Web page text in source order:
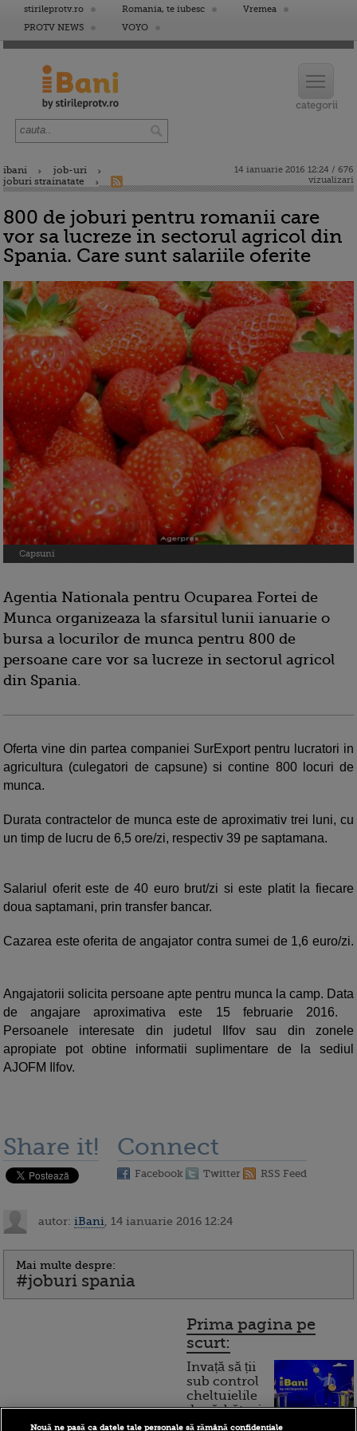
stirileprotv.ro Romania, te iubesc
Vremea
PROTV NEWS
VOYO
ibani
job-uri
joburi strainatate
14 ianuarie 2016 12:24 / 676
vizualizari
800 de joburi pentru romanii care
vor sa lucreze in sectorul agricol din
Spania. Care sunt salariile oferite
Capsuni
Agentia Nationala pentru Ocuparea Fortei de
Munca organizeaza la sfarsitul lunii ianuarie o
bursa a locurilor de munca pentru 800 de
persoane care vor sa lucreze in sectorul agricol
din Spania.
Oferta vine din partea companiei SurExport pentru lucratori in
agricultura (culegatori de capsune) si contine 800 locuri de
munca.
Durata contractelor de munca este de aproximativ trei luni, cu
un timp de lucru de 6,5 ore/zi, respectiv 39 pe saptamana.
Salariul oferit este de 40 euro brut/zi si este platit la fiecare
doua saptamani, prin transfer bancar.
Cazarea este oferita de angajator contra sumei de 1,6 euro/zi.
Angajatorii solicita persoane apte pentru munca la camp. Data
de angajare aproximativa este 15 februarie 2016.
Persoanele interesate din judetul Ilfov sau din zonele
apropiate pot obtine informatii suplimentare de la sediul
AJOFM Ilfov.
Share it! Connect
Facebook Twitter RSS Feed
autor: iBani , 14 ianuarie 2016 12:24
Mai multe despre:
#joburi spania
Prima pagina pe
scurt:
Invață să ții
sub control
cheltuielile
de sărbători.
Cum
Nouă ne pasă ca datele tale personale să rămână confidențiale